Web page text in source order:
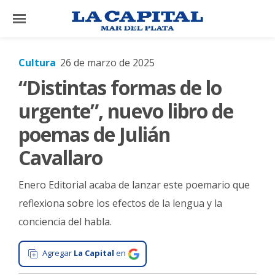
×
El
Mundo
La
Cultura
Tecnología
Gastronomía
Salud
Cultura 26 de marzo de 2025
“Distintas formas de lo
urgente”, nuevo libro de
poemas de Julián
Cavallaro
Enero Editorial acaba de lanzar este poemario que
reflexiona sobre los efectos de la lengua y la
conciencia del habla.
Agregar La Capital en